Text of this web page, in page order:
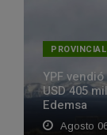
YPF
USD 405
Edemsa
Agosto